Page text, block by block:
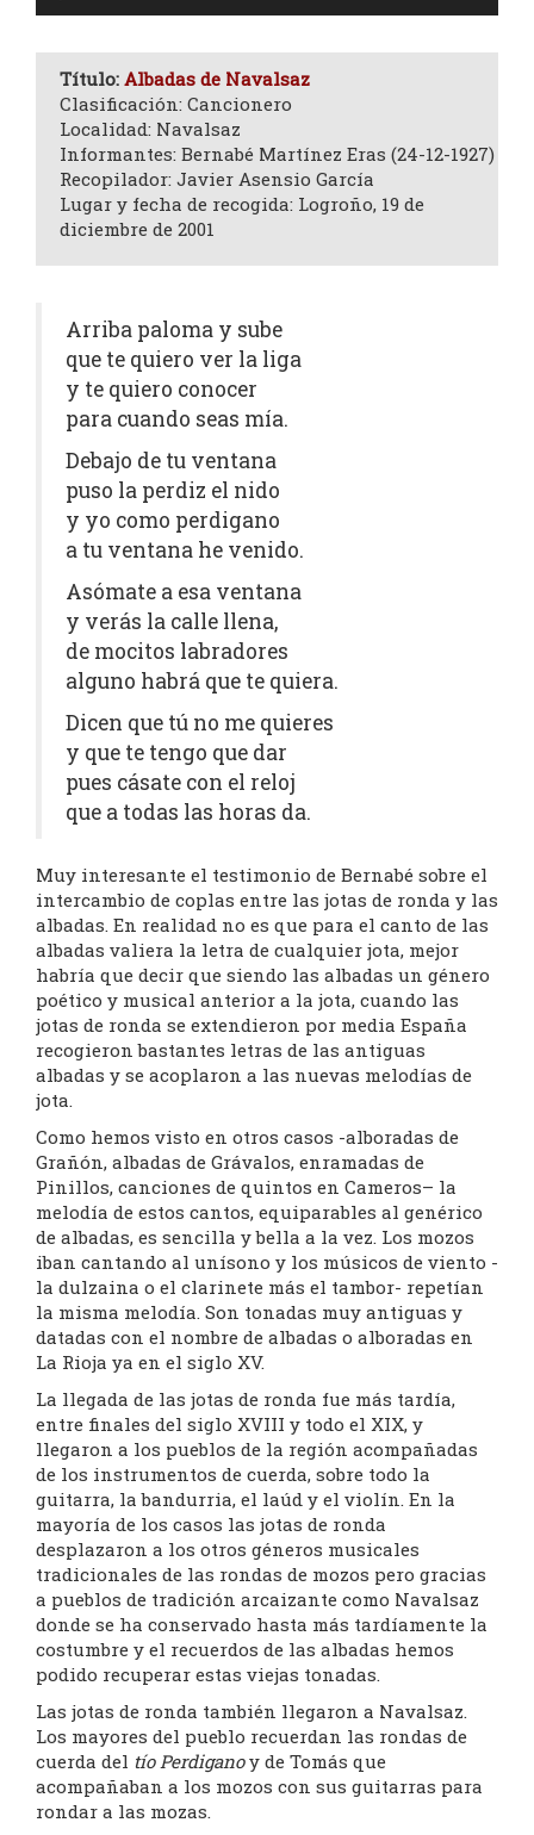
Título: Albadas de Navalsaz
Clasificación: Cancionero
Localidad: Navalsaz
Informantes: Bernabé Martínez Eras (24-12-1927)
Recopilador: Javier Asensio García
Lugar y fecha de recogida: Logroño, 19 de
diciembre de 2001
Arriba paloma y sube
que te quiero ver la liga
y te quiero conocer
para cuando seas mía.
Debajo de tu ventana
puso la perdiz el nido
y yo como perdigano
a tu ventana he venido.
Asómate a esa ventana
y verás la calle llena,
de mocitos labradores
alguno habrá que te quiera.
Dicen que tú no me quieres
y que te tengo que dar
pues cásate con el reloj
que a todas las horas da.
Muy interesante el testimonio de Bernabé sobre el
intercambio de coplas entre las jotas de ronda y las
albadas. En realidad no es que para el canto de las
albadas valiera la letra de cualquier jota, mejor
habría que decir que siendo las albadas un género
poético y musical anterior a la jota, cuando las
jotas de ronda se extendieron por media España
recogieron bastantes letras de las antiguas
albadas y se acoplaron a las nuevas melodías de
jota.
Como hemos visto en otros casos -alboradas de
Grañón, albadas de Grávalos, enramadas de
Pinillos, canciones de quintos en Cameros– la
melodía de estos cantos, equiparables al genérico
de albadas, es sencilla y bella a la vez. Los mozos
iban cantando al unísono y los músicos de viento -
la dulzaina o el clarinete más el tambor- repetían
la misma melodía. Son tonadas muy antiguas y
datadas con el nombre de albadas o alboradas en
La Rioja ya en el siglo XV.
La llegada de las jotas de ronda fue más tardía,
entre finales del siglo XVIII y todo el XIX, y
llegaron a los pueblos de la región acompañadas
de los instrumentos de cuerda, sobre todo la
guitarra, la bandurria, el laúd y el violín. En la
mayoría de los casos las jotas de ronda
desplazaron a los otros géneros musicales
tradicionales de las rondas de mozos pero gracias
a pueblos de tradición arcaizante como Navalsaz
donde se ha conservado hasta más tardíamente la
costumbre y el recuerdos de las albadas hemos
podido recuperar estas viejas tonadas.
Las jotas de ronda también llegaron a Navalsaz.
Los mayores del pueblo recuerdan las rondas de
cuerda del tío Perdiganoy de Tomás que
acompañaban a los mozos con sus guitarras para
rondar a las mozas.